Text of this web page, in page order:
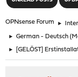
OPNsense Forum ►
► German - Deutsch
► [GELÖST]